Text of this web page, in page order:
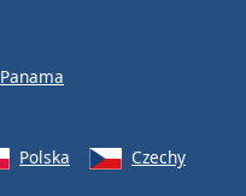
Panama
Polska Czechy